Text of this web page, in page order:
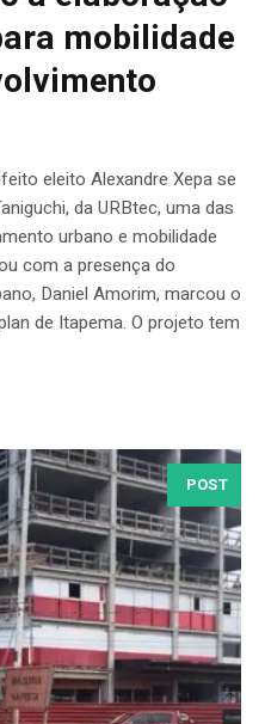
mobilidade
eleito Alexandre Xepa se
da URBtec, uma das
urbano e mobilidade
com a presença do
Daniel Amorim, marcou o
de Itapema. O projeto tem
POST